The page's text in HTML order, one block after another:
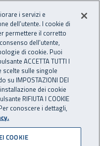
Apri cerca
continuare la
i servizi e
dell’utente. I cookie di
permettere il corretto
dell’utente,
di cookie. Puoi
ACCETTA TUTTI I
scelte sulle singole
su IMPOSTAZIONI DEI
dei cookie
RIFIUTA I COOKIE
conoscere i dettagli,
COOKIE